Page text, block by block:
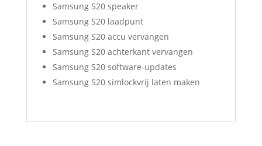
Samsung S20 speaker
Samsung S20 laadpunt
Samsung S20 accu vervangen
Samsung S20 achterkant vervangen
Samsung S20 software-updates
Samsung S20 simlockvrij laten maken